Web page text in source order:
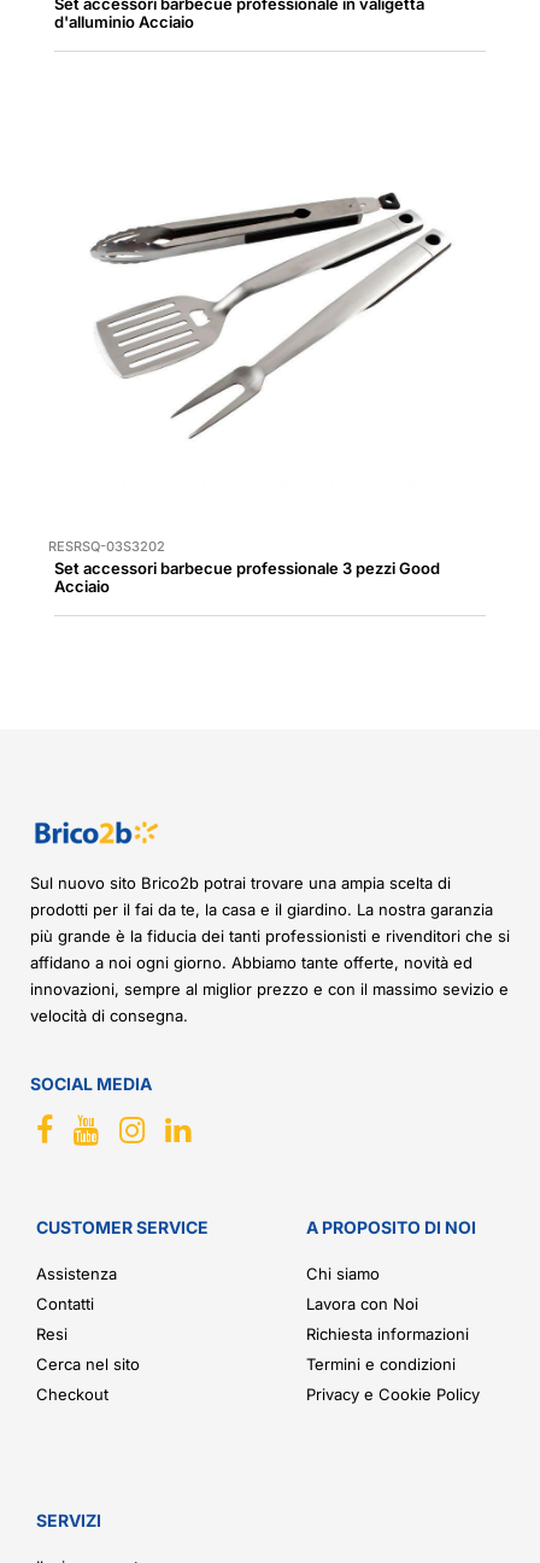
d'alluminio Acciaio
RESRSQ-03S3202
Set accessori barbecue professionale 3 pezzi Good
Acciaio
Sul nuovo sito Brico2b potrai trovare una ampia scelta di
prodotti per il fai da te, la casa e il giardino. La nostra garanzia
più grande è la fiducia dei tanti professionisti e rivenditori che si
affidano a noi ogni giorno. Abbiamo tante offerte, novità ed
innovazioni, sempre al miglior prezzo e con il massimo sevizio e
velocità di consegna.
SOCIAL MEDIA
CUSTOMER SERVICE
Assistenza
Contatti
Resi
Cerca nel sito
Checkout
A PROPOSITO DI NOI
Chi siamo
Lavora con Noi
Richiesta informazioni
Termini e condizioni
Privacy e Cookie Policy
SERVIZI